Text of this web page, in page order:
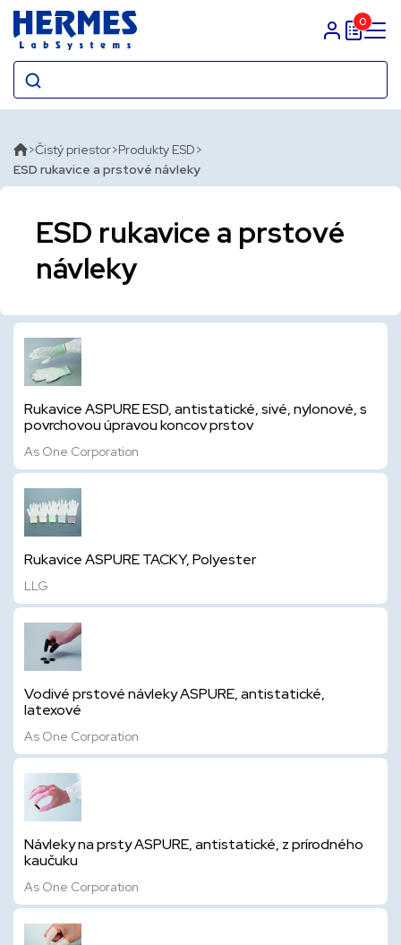
Prihlasit sa
0
Čistý priestor Produkty ESD
ESD rukavice a prstové návleky
ESD rukavice a prstové
návleky
Rukavice ASPURE ESD, antistatické, sivé, nylonové, s
povrchovou úpravou koncov prstov
As One Corporation
Rukavice ASPURE TACKY, Polyester
LLG
Vodivé prstové návleky ASPURE, antistatické,
latexové
As One Corporation
Návleky na prsty ASPURE, antistatické, z prírodného
kaučuku
As One Corporation